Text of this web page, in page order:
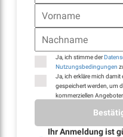
Ja, ich stimme der
Nutzungsbedingungen
Ja, ich erkläre mich
gespeichert werden, um
kommerziellen
Ihr Anmeldung ist